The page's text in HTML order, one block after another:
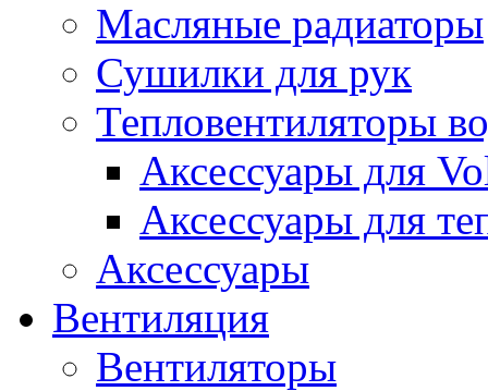
Масляные радиаторы
Сушилки для рук
Тепловентиляторы
Аксессуары для
Аксессуары для
Аксессуары
Вентиляция
Вентиляторы